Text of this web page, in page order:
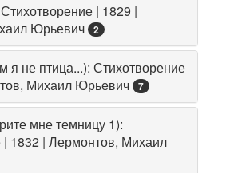
| 1829 |
Юрьевич
2
я не птица...): Стихотворение
Михаил Юрьевич
7
мне темницу 1):
| 1832 | Лермонтов, Михаил